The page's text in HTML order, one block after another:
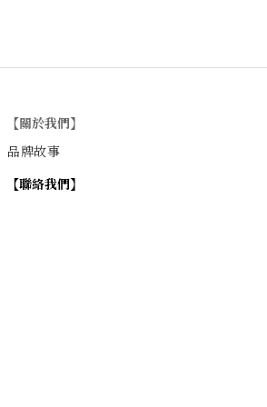
【關於我們】
品牌故事
【聯絡我們】